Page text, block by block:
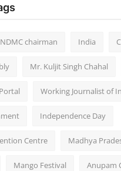
NDMC chairman India
Mr. Kuljit Singh Chahal
Working Journalist of
Independence Day
Centre Madhya
Mango Festival Anupam